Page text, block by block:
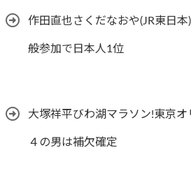
作田直也さくだなおや(JR東日
般参加で日本人1位
大塚祥平びわ湖マラソン!東京
４の男は補欠確定